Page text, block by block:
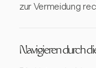
zur Vermeidung
Navigieren durch